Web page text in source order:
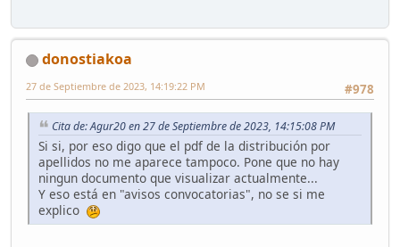
donostiakoa
#978
27 de Septiembre de 2023, 14:19:22 PM
Cita de: Agur20 en 27 de Septiembre de 2023, 14:15:08 PM
Si si, por eso digo que el pdf de la distribución por
apellidos no me aparece tampoco. Pone que no hay
ningun documento que visualizar actualmente...
Y eso está en "avisos convocatorias", no se si me
explico